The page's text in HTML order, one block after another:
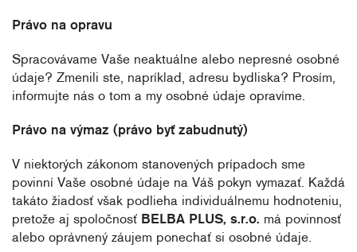
Právo na opravu
Spracovávame Vaše neaktuálne alebo nepresné osobné
údaje? Zmenili ste, napríklad, adresu bydliska? Prosím,
informujte nás o tom a my osobné údaje opravíme.
Právo na výmaz (právo byť zabudnutý)
V niektorých zákonom stanovených prípadoch sme
povinní Vaše osobné údaje na Váš pokyn vymazať. Každá
takáto žiadosť však podlieha individuálnemu hodnoteniu,
pretože aj spoločnosť BELBA PLUS, s.r.o. má povinnosť
alebo oprávnený záujem ponechať si osobné údaje.